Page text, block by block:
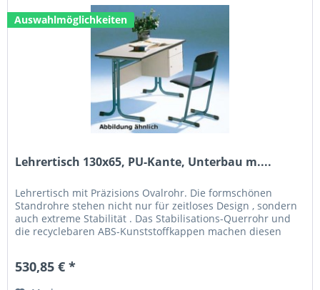
Auswahlmöglichkeiten
Lehrertisch 130x65, PU-Kante, Unterbau m....
Lehrertisch mit Präzisions Ovalrohr. Die formschönen
Standrohre stehen nicht nur für zeitloses Design , sondern
auch extreme Stabilität . Das Stabilisations-Querrohr und
die recyclebaren ABS-Kunststoffkappen machen diesen
530,85 € *